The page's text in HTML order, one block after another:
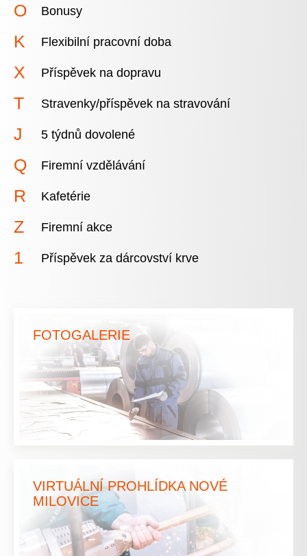
Bonusy
Flexibilní pracovní doba
Příspěvek na dopravu
Stravenky/příspěvek na stravování
5 týdnů dovolené
Firemní vzdělávání
Kafetérie
Firemní akce
Příspěvek za dárcovství krve
FOTOGALERIE
VIRTUÁLNÍ PROHLÍDKA NOVÉ
MILOVICE